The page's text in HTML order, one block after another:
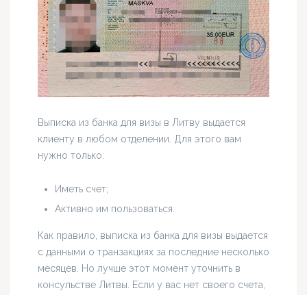
Выписка из банка для визы в Литву выдается
клиенту в любом отделении. Для этого вам
нужно только:
Иметь счет;
Активно им пользоваться.
Как правило, выписка из банка для визы выдается
с данными о транзакциях за последние несколько
месяцев. Но лучше этот момент уточнить в
консульстве Литвы. Если у вас нет своего счета,